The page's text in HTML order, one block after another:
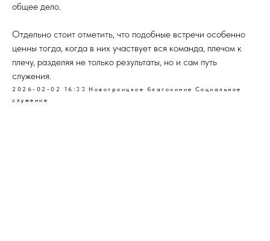
общее дело.
Отдельно стоит отметить, что подобные встречи особенно
ценны тогда, когда в них участвует вся команда, плечом к
плечу, разделяя не только результаты, но и сам путь
служения.
2026-02-02 16:33 Новотроицкое благочиние Социальное
служение